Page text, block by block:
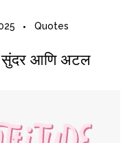
Quotes
सुंदर आणि अटल